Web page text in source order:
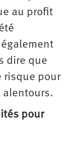
au profit
dire que
risque pour
alentours.
pour